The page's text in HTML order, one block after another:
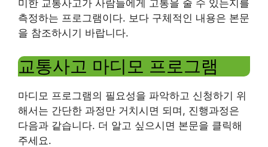
미한 교통사고가 사람들에게 고통을 줄 수 있는지를
측정하는 프로그램이다. 보다 구체적인 내용은 본문
을 참조하시기 바랍니다.
교통사고 마디모 프로그램
마디모 프로그램의 필요성을 파악하고 신청하기 위
해서는 간단한 과정만 거치시면 되며, 진행과정은
다음과 같습니다. 더 알고 싶으시면 본문을 클릭해
주세요.